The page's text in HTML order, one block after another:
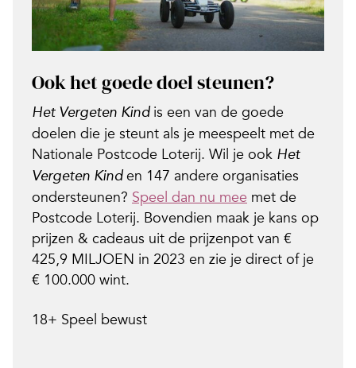
Ook het goede doel steunen?
Het Vergeten Kindis een van de goede
doelen die je steunt als je meespeelt met de
Nationale Postcode Loterij. Wil je ook Het
Vergeten Kinden 147 andere organisaties
ondersteunen? Speel dan nu mee met de
Postcode Loterij. Bovendien maak je kans op
prijzen & cadeaus uit de prijzenpot van €
425,9 MILJOEN in 2023 en zie je direct of je
€ 100.000 wint.
18+ Speel bewust